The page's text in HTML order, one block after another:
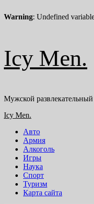
Warning: Undefined
содержимому
Icy Men.
Мужской
Основное
Icy Men.
Авто
Армия
Алкоголь
Игры
Наука
Спорт
Туризм
Карта сайта